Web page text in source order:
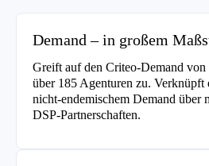
Demand – in großem
Greift auf den Criteo-Demand von
über 185 Agenturen zu. Verknüpft
nicht-endemischem Demand über
DSP-Partnerschaften.